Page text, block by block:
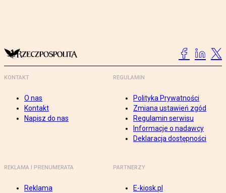
KONTAKT
O nas
Kontakt
Napisz do nas
REGULAMIN
Polityka Prywatności
Zmiana ustawień zgód
Regulamin serwisu
Informacje o nadawcy
Deklaracja dostępności
REKLAMA I PRENUMERATA
Reklama
PARTNERZY
E-kiosk.pl